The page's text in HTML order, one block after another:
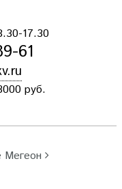
17.30
61
руб.
Мегеон